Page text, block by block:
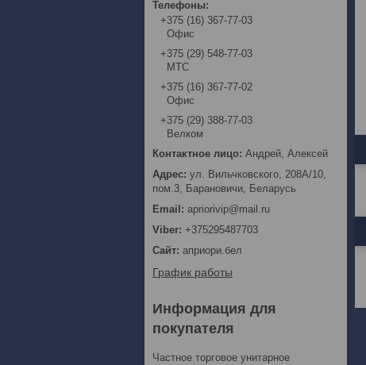
+375 (16) 367-77-03
Офис
+375 (29) 548-77-03
МТС
+375 (16) 367-77-02
Офис
+375 (29) 388-77-03
Велком
Андрей, Алексей
ул. Вильчковского, 208А/10,
пом.3, Барановичи, Беларусь
apriorivip@mail.ru
+375295487703
априори.бел
График работы
Информация для
покупателя
Частное торговое унитарное